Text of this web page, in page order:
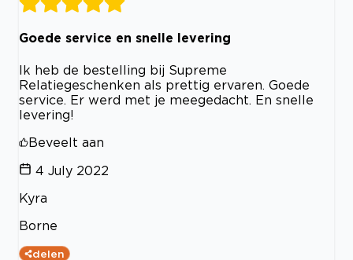
Goede service en snelle levering
Ik heb de bestelling bij Supreme
Relatiegeschenken als prettig ervaren. Goede
service. Er werd met je meegedacht. En snelle
levering!
Beveelt aan
4 July 2022
Kyra
Borne
delen